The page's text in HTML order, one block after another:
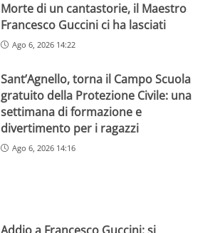
Morte di un cantastorie, il Maestro
Francesco Guccini ci ha lasciati
Ago 6, 2026 14:22
Sant’Agnello, torna il Campo Scuola
gratuito della Protezione Civile: una
settimana di formazione e
divertimento per i ragazzi
Ago 6, 2026 14:16